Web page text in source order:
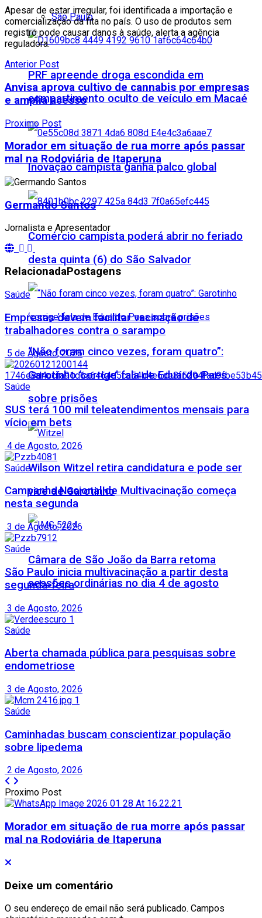
São Paulo
PRF apreende droga escondida em
compartimento oculto de veículo em Macaé
Inovação campista ganha palco global
Comércio campista poderá abrir no feriado
desta quinta (6) do São Salvador
“Não foram cinco vezes, foram quatro”:
Garotinho ‘corrige’ fala de Eduardo Paes
sobre prisões
Wilson Witzel retira candidatura e pode ser
vice de Garotinho
Câmara de São João da Barra retoma
sessões ordinárias no dia 4 de agosto
Apesar de estar irregular, foi identificada a importação e
comercialização da fita no país. O uso de produtos sem
registro pode causar danos à saúde, alerta a agência
reguladora.
Anterior Post
Anvisa aprova cultivo de cannabis por empresas
e amplia acesso
Proximo Post
Morador em situação de rua morre após passar
mal na Rodoviária de Itaperuna
Germando Santos
Jornalista e Apresentador
RelacionadaPostagens
Saúde
Empresas devem facilitar vacinação de
trabalhadores contra o sarampo
5 de Agosto, 2026
Saúde
SUS terá 100 mil teleatendimentos mensais para
vício em bets
4 de Agosto, 2026
Saúde
Campanha Nacional de Multivacinação começa
nesta segunda
3 de Agosto, 2026
Saúde
São Paulo inicia multivacinação a partir desta
segunda-feira
3 de Agosto, 2026
Saúde
Aberta chamada pública para pesquisas sobre
endometriose
3 de Agosto, 2026
Saúde
Caminhadas buscam conscientizar população
sobre lipedema
2 de Agosto, 2026
Proximo Post
Morador em situação de rua morre após passar
mal na Rodoviária de Itaperuna
Deixe um comentário
O seu endereço de email não será publicado. Campos